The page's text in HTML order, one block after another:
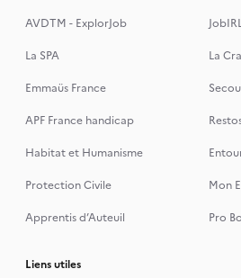
AVDTM - ExplorJob
La SPA
La
Emmaüs France
APF France handicap
Habitat et Humanisme
Protection Civile
Mon
Apprentis d’Auteuil
Pro
Liens utiles